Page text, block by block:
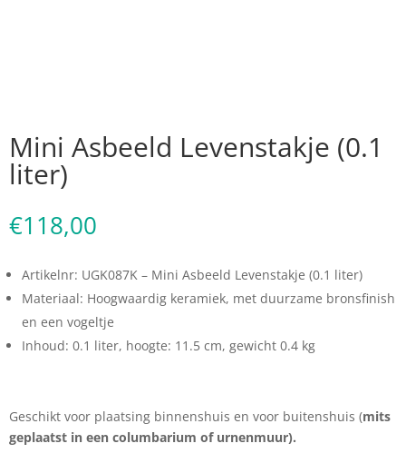
Mini Asbeeld Levenstakje (0.1
liter)
€118,00
Artikelnr: UGK087K – Mini Asbeeld Levenstakje (0.1 liter)
Materiaal: Hoogwaardig keramiek, met duurzame bronsfinish
en een vogeltje
Inhoud: 0.1 liter, hoogte: 11.5 cm, gewicht 0.4 kg
Geschikt voor plaatsing binnenshuis en voor buitenshuis (mits
geplaatst in een columbarium of urnenmuur).